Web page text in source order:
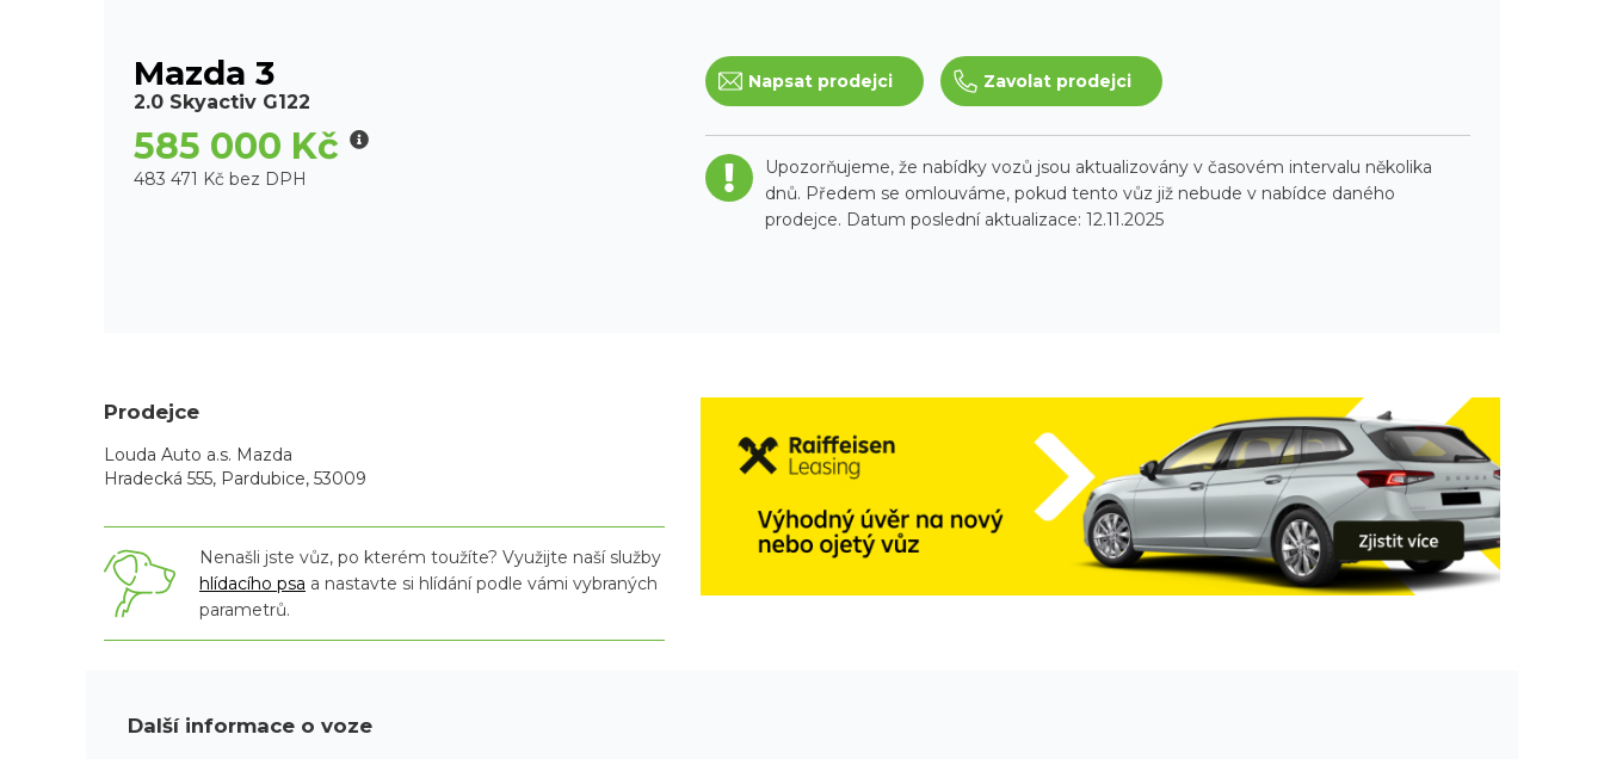
Mazda 3
2.0 Skyactiv G122
585 000 Kč
483 471 Kč bez DPH
Napsat prodejci Zavolat prodejci
Upozorňujeme, že nabídky vozů jsou aktualizovány v časovém intervalu několika
dnů. Předem se omlouváme, pokud tento vůz již nebude v nabídce daného
prodejce. Datum poslední aktualizace: 12.11.2025
Prodejce
Louda Auto a.s. Mazda
Hradecká 555, Pardubice, 53009
Nenašli jste vůz, po kterém toužíte? Využijte naší služby
hlídacího psa a nastavte si hlídání podle vámi vybraných
parametrů.
Další informace o voze